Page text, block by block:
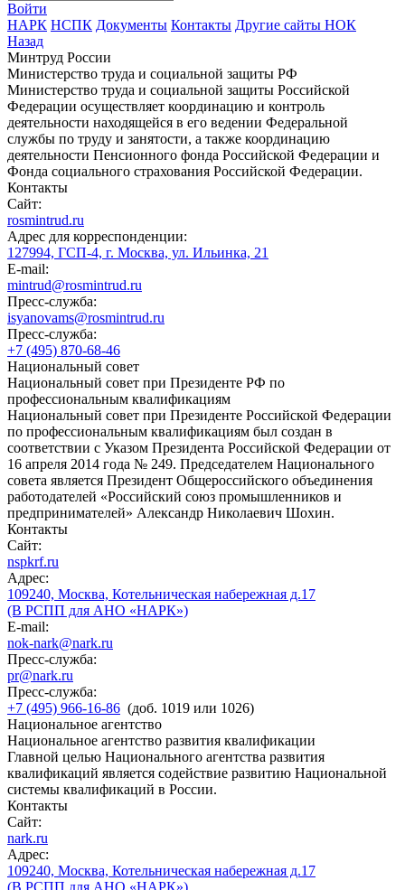
Войти
НАРК НСПК Документы Контакты Другие сайты НОК
Назад
Минтруд России
Министерство труда и социальной защиты РФ
Министерство труда и социальной защиты Российской
Федерации осуществляет координацию и контроль
деятельности находящейся в его ведении Федеральной
службы по труду и занятости, а также координацию
деятельности Пенсионного фонда Российской Федерации и
Фонда социального страхования Российской Федерации.
Контакты
Сайт:
rosmintrud.ru
Адрес для корреспонденции:
127994, ГСП-4, г. Москва, ул. Ильинка, 21
E-mail:
mintrud@rosmintrud.ru
Пресс-служба:
isyanovams@rosmintrud.ru
Пресс-служба:
+7 (495) 870-68-46
Национальный совет
Национальный совет при Президенте РФ по
профессиональным квалификациям
Национальный совет при Президенте Российской Федерации
по профессиональным квалификациям был создан в
соответствии с Указом Президента Российской Федерации от
16 апреля 2014 года № 249. Председателем Национального
совета является Президент Общероссийского объединения
работодателей «Российский союз промышленников и
предпринимателей» Александр Николаевич Шохин.
Контакты
Сайт:
nspkrf.ru
Адрес:
109240, Москва, Котельническая набережная д.17
(В РСПП для АНО «НАРК»)
E-mail:
nok-nark@nark.ru
Пресс-служба:
pr@nark.ru
Пресс-служба:
+7 (495) 966-16-86 (доб. 1019 или 1026)
Национальное агентство
Национальное агентство развития квалификации
Главной целью Национального агентства развития
квалификаций является содействие развитию Национальной
системы квалификаций в России.
Контакты
Сайт:
nark.ru
Адрес:
109240, Москва, Котельническая набережная д.17
(В РСПП для АНО «НАРК»)